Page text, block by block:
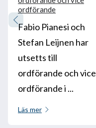
ordförande
Fabio Pianesi och
Stefan Leijnen har
utsetts till
ordförande och vice
ordförande i ...
Läs mer